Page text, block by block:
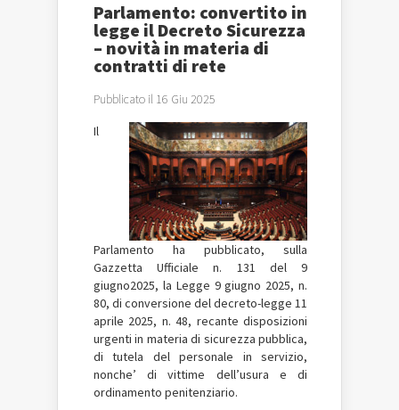
Parlamento: convertito in
legge il Decreto Sicurezza
– novità in materia di
contratti di rete
Pubblicato il 16 Giu 2025
Il
Parlamento ha pubblicato, sulla
Gazzetta Ufficiale n. 131 del 9
giugno2025, la Legge 9 giugno 2025, n.
80, di conversione del decreto-legge 11
aprile 2025, n. 48, recante disposizioni
urgenti in materia di sicurezza pubblica,
di tutela del personale in servizio,
nonche’ di vittime dell’usura e di
ordinamento penitenziario.